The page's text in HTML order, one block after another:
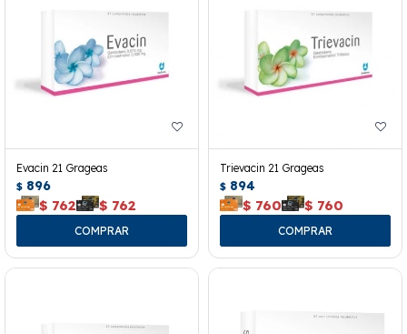
Evacin 21 Grageas
$ 896
$ 762 $ 762
Trievacin 21 Grageas
$ 894
$ 760 $ 760